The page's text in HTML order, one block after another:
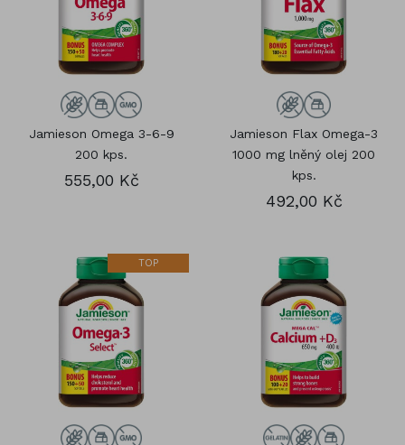
Jamieson Omega 3-6-9
200 kps.
555,00 Kč
Jamieson Flax Omega-3
1000 mg lněný olej 200
kps.
492,00 Kč
TOP